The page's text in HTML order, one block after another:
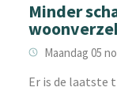
Minder
Maandag 05
Er is de laatste